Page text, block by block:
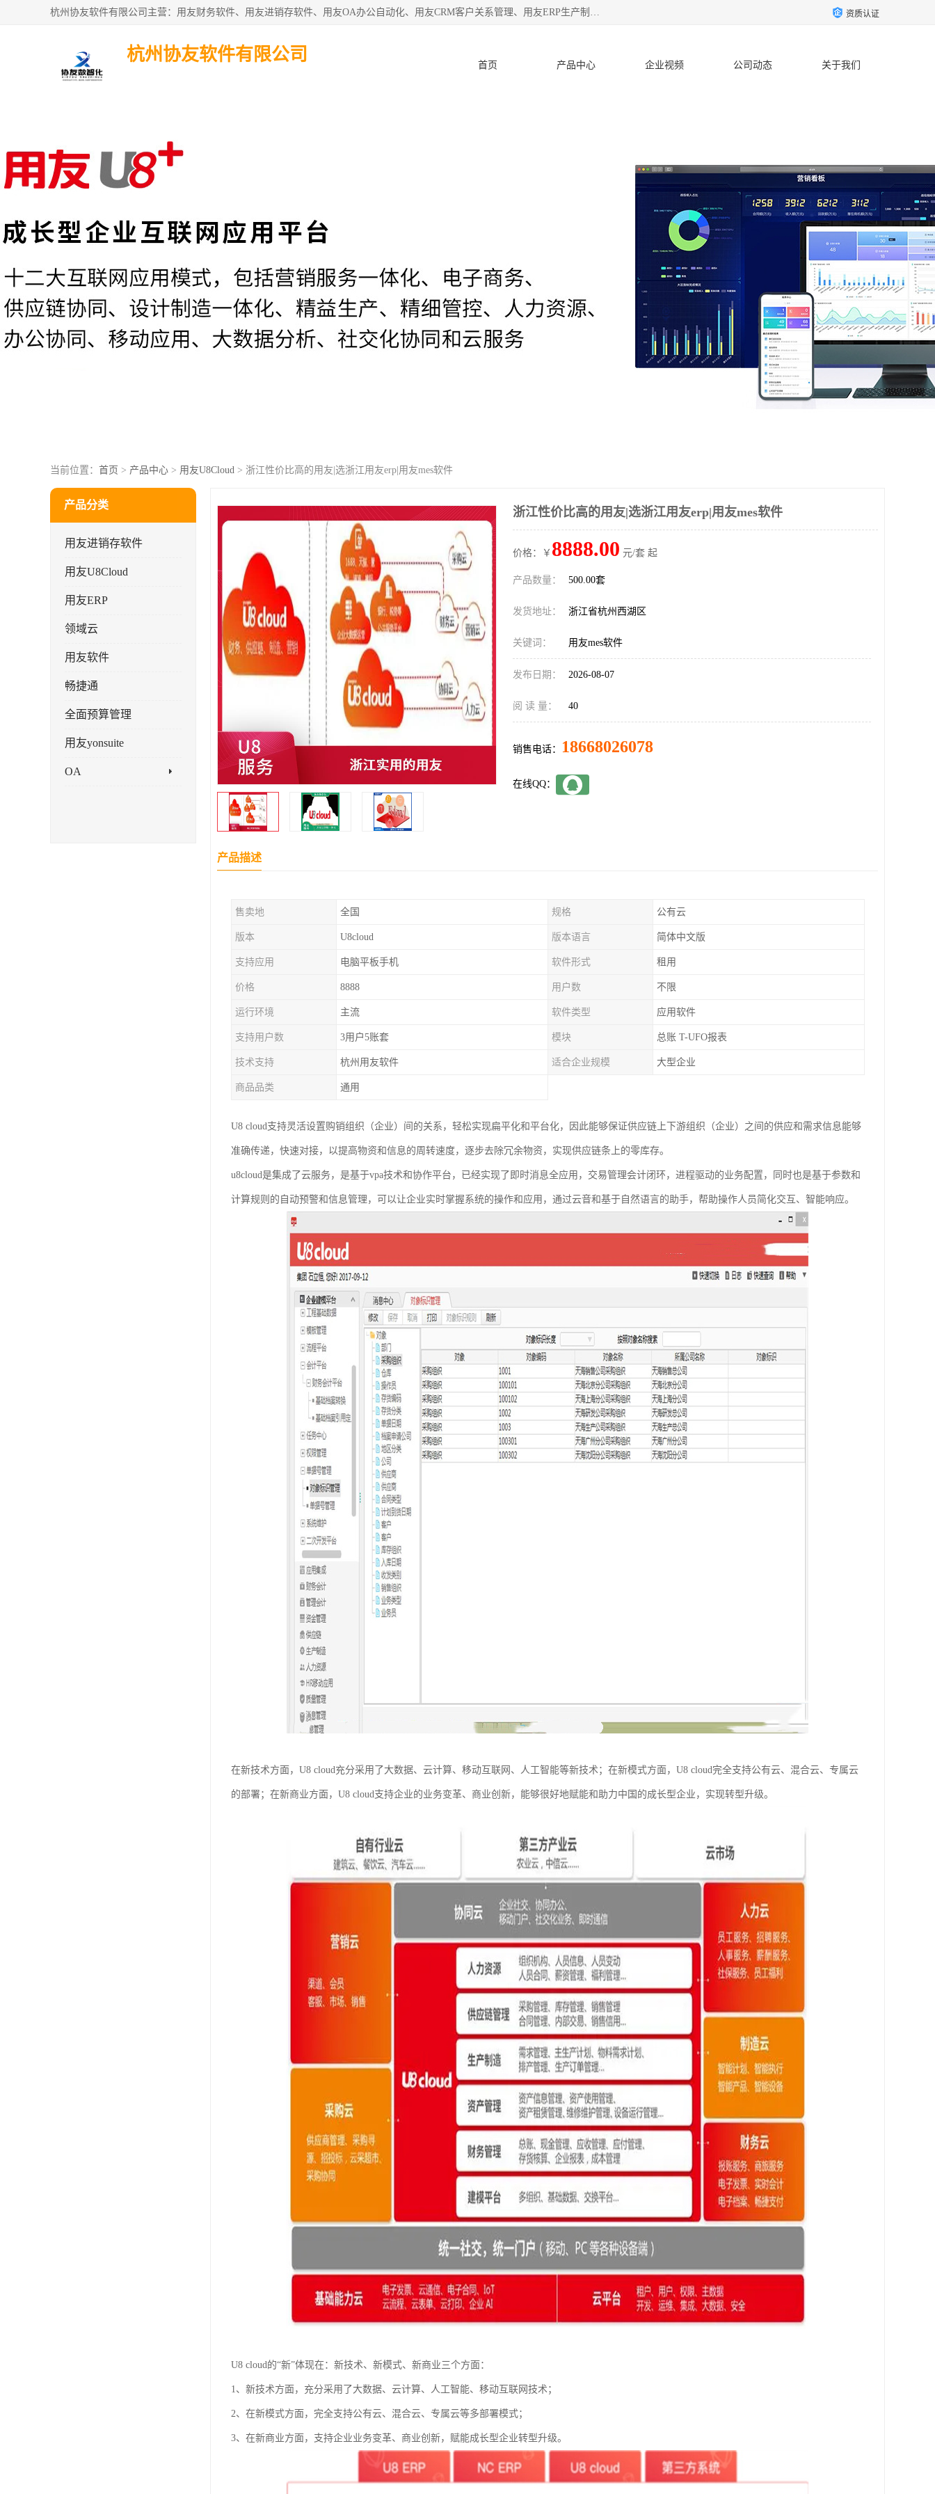
杭州协友软件有限公司主营：用友财务软件、用友进销存软件、用友OA办公自动化、用友CRM客户关系管理、用友ERP生产制造管理等;是一家用友管理软件咨询服务商。自创立至今，一直致力于为客户提供顾问式ERP管理解决方案务，为企业提供了财务管理、供应链和物流管理、生产制造管理、管理、知识与协同管理、客户关系管理等信息化建设领域的应用。 资质认证
杭州协友软件有限公司
首页 产品中心 企业视频 公司动态 关于我们
当前位置： 首页 > 产品中心 > 用友U8Cloud > 浙江性价比高的用友|选浙江用友erp|用友mes软件
产品分类
用友进销存软件
用友U8Cloud
用友ERP
领域云
用友软件
畅捷通
全面预算管理
用友yonsuite
OA
浙江性价比高的用友|选浙江用友erp|用友mes软件
价格：￥ 8888.00 元/套 起
产品数量： 500.00套
发货地址： 浙江省杭州西湖区
关键词： 用友mes软件
发布日期： 2026-08-07
阅 读 量： 40
销售电话： 18668026078
在线QQ：
产品描述
售卖地 全国 规格 公有云
版本 U8cloud 版本语言 简体中文版
支持应用 电脑平板手机 软件形式 租用
价格 8888 用户数 不限
运行环境 主流 软件类型 应用软件
支持用户数 3用户5账套 模块 总账 T-UFO报表
技术支持 杭州用友软件 适合企业规模 大型企业
商品品类 通用
U8 cloud支持灵活设置购销组织（企业）间的关系，轻松实现扁平化和平台化，因此能够保证供应链上下游组织（企业）之间的供应和需求信息能够
准确传递，快速对接，以提高物资和信息的周转速度，逐步去除冗余物资，实现供应链条上的零库存。
u8cloud是集成了云服务，是基于vpa技术和协作平台，已经实现了即时消息全应用，交易管理会计闭环，进程驱动的业务配置，同时也是基于参数和
计算规则的自动预警和信息管理，可以让企业实时掌握系统的操作和应用，通过云音和基于自然语言的助手，帮助操作人员简化交互、智能响应。
在新技术方面，U8 cloud充分采用了大数据、云计算、移动互联网、人工智能等新技术；在新模式方面，U8 cloud完全支持公有云、混合云、专属云
的部署；在新商业方面，U8 cloud支持企业的业务变革、商业创新，能够很好地赋能和助力中国的成长型企业，实现转型升级。
U8 cloud的“新”体现在：新技术、新模式、新商业三个方面：
1、新技术方面，充分采用了大数据、云计算、人工智能、移动互联网技术；
2、在新模式方面，完全支持公有云、混合云、专属云等多部署模式；
3、在新商业方面，支持企业业务变革、商业创新，赋能成长型企业转型升级。